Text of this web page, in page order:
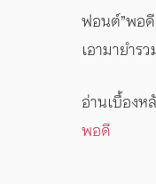
ฟอนต์”พอ
เอามายำ
อ่านเบื้อง
พอดี